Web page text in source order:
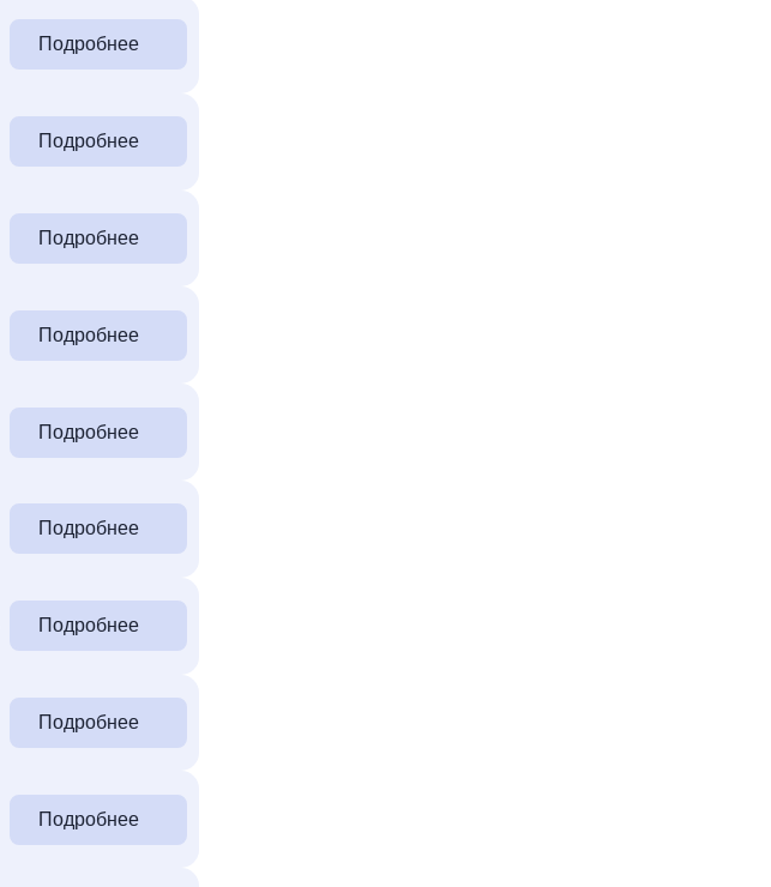
Подробнее
Подробнее
Подробнее
Подробнее
Подробнее
Подробнее
Подробнее
Подробнее
Подробнее